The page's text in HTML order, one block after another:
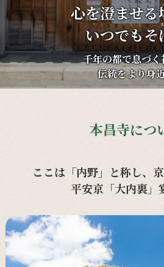
心を澄ませる
いつでもそ
千年の都で息づく
伝統をより身
本昌寺につ
ここは「内野」と称し、
平安京「大内裏」